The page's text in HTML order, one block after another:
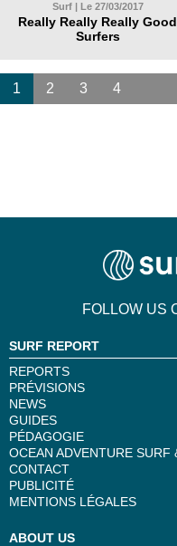
Surf | Le 27/03/2017
Really Really Really Good
Surfers
1 2 3 4
FOLLOW US
SURF REPORT
REPORTS
PRÉVISIONS
NEWS
GUIDES
PÉDAGOGIE
OCEAN ADVENTURE SURF
CONTACT
PUBLICITÉ
MENTIONS LÉGALES
ABOUT US